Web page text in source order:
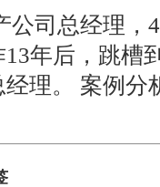
公司总经理，
年后，跳槽
理。 案例分